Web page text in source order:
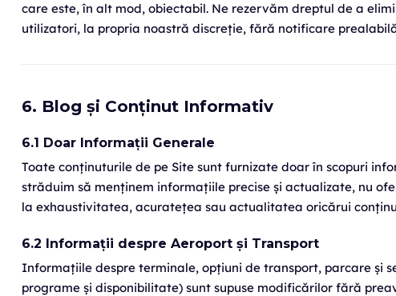
care este, în alt mod, obiectabil. Ne rezervăm dreptul de a
utilizatori, la propria noastră discreție, fără notificare
6. Blog și Conținut Informativ
6.1 Doar Informații Generale
Toate conținuturile de pe Site sunt furnizate doar în scopuri
străduim să menținem informațiile precise și actualizate, nu
la exhaustivitatea, acuratețea sau actualitatea oricărui
6.2 Informații despre Aeroport și Transport
Informațiile despre terminale, opțiuni de transport, parcare și
programe și disponibilitate) sunt supuse modificărilor fără